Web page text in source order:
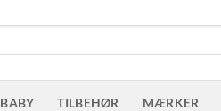
BABY TILBEHØR MÆRKER